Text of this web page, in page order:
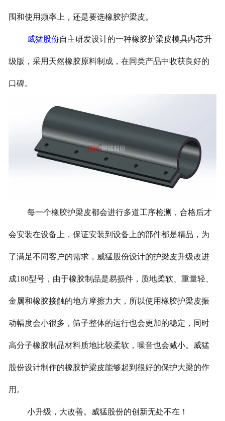
围和使用频率上，还是要选橡胶护梁皮。
威猛股份自主研发设计的一种橡胶护梁皮模具内芯升
级版，采用天然橡胶原料制成，在同类产品中收获良好的
口碑。
每一个橡胶护梁皮都会进行多道工序检测，合格后才
会安装在设备上，保证安装到设备上的部件都是精品，为
了满足不同客户的需求，威猛股份设计的护梁皮升级改进
成180型号，由于橡胶制品是易损件，质地柔软、重量轻、
金属和橡胶接触的地方摩擦力大，所以使用橡胶护梁皮振
动幅度会小很多，筛子整体的运行也会更加的稳定，同时
高分子橡胶制品材料质地比较柔软，噪音也会减小。威猛
股份设计制作的橡胶护梁皮能够起到很好的保护大梁的作
用。
小升级，大改善。威猛股份的创新无处不在！